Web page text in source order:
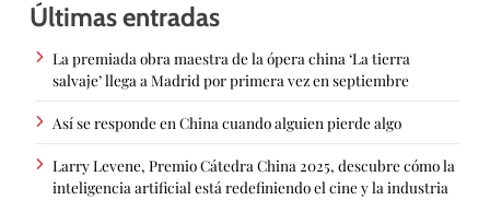
Últimas entradas
La premiada obra maestra de la ópera china ‘La tierra
salvaje’ llega a Madrid por primera vez en septiembre
Así se responde en China cuando alguien pierde algo
Larry Levene, Premio Cátedra China 2025, descubre cómo la
inteligencia artificial está redefiniendo el cine y la industria